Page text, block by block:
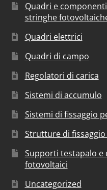
Quadri e
stringhe
Quadri elettrici
Quadri di campo
Regolatori di carica
Sistemi di accumulo
Sistemi di fissaggio
Strutture di
Supporti testapalo e
fotovoltaici
Uncategorized